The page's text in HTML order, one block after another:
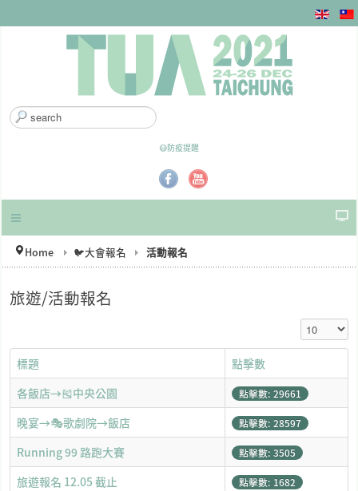
搜
尋
😷防疫提醒
Home 🐦大會報名 活動報名
旅遊/活動報名
顯示數目
標題
點擊數
各飯店→🎽中央公園
點擊數: 29661
晚宴→🎭歌劇院→飯店 點擊數: 28597
Running 99 路跑大賽 點擊數: 3505
旅遊報名 12.05 截止 點擊數: 1682